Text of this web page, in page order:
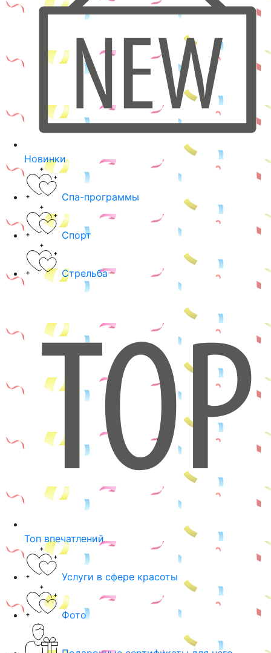
Новинки
Спа-программы
Спорт
Стрельба
Топ впечатлений
Услуги в сфере красоты
Фото